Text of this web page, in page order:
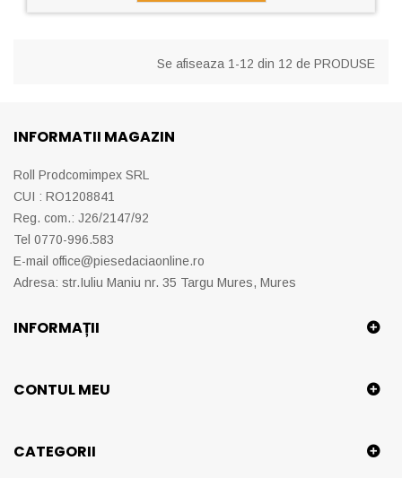
Se afiseaza 1-12 din 12 de PRODUSE
INFORMATII MAGAZIN
Roll Prodcomimpex SRL
CUI : RO1208841
Reg. com.: J26/2147/92
Tel 0770-996.583
E-mail office@piesedaciaonline.ro
Adresa: str.Iuliu Maniu nr. 35 Targu Mures, Mures
INFORMAȚII
CONTUL MEU
CATEGORII